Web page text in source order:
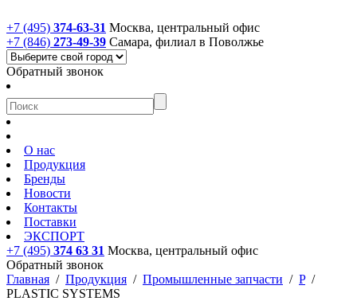
+7 (495) 374-63-31 Москва, центральный офис
+7 (846) 273-49-39 Самара, филиал в Поволжье
Обратный звонок
О нас
Продукция
Бренды
Новости
Контакты
Поставки
ЭКСПОРТ
+7 (495) 374 63 31 Москва, центральный офис
Обратный звонок
Главная / Продукция / Промышленные запчасти / P/
PLASTIC SYSTEMS